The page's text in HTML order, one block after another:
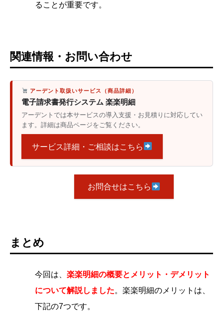
ることが重要です。
関連情報・お問い合わせ
アーデント取扱いサービス（商品詳細）
電子請求書発行システム 楽楽明細
アーデントでは本サービスの導入支援・お見積りに対応してい
ます。詳細は商品ページをご覧ください。
サービス詳細・ご相談はこちら
お問合せはこちら
まとめ
今回は、 楽楽明細の概要とメリット・デメリット
について解説しました。 楽楽明細のメリットは、
下記の7つです。